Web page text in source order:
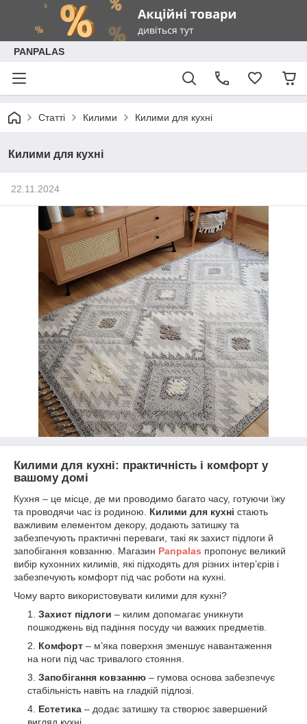
PANPALAS
Статті Килими Килими для кухні
Килими для кухні
22.11.2024
Килими для кухні: практичність і комфорт у
вашому домі
Кухня – це місце, де ми проводимо багато часу, готуючи їжу
та проводячи час із родиною. Килими для кухні стають
важливим елементом декору, додають затишку та
забезпечують практичні переваги, такі як захист підлоги й
запобігання ковзанню. Магазин Panpalas пропонує великий
вибір кухонних килимів, які підходять для різних інтер’єрів і
забезпечують комфорт під час роботи на кухні.
Чому варто використовувати килими для кухні?
Захист підлоги – килим допомагає уникнути
пошкоджень від падіння посуду чи важких предметів.
Комфорт – м’яка поверхня зменшує навантаження
на ноги під час тривалого стояння.
Запобігання ковзанню – гумова основа забезпечує
стабільність навіть на гладкій підлозі.
Естетика – додає затишку та створює завершений
вигляд кухні.